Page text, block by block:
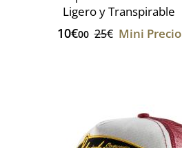
Ligero y Transpirable
10€00 25€ Mini Precio